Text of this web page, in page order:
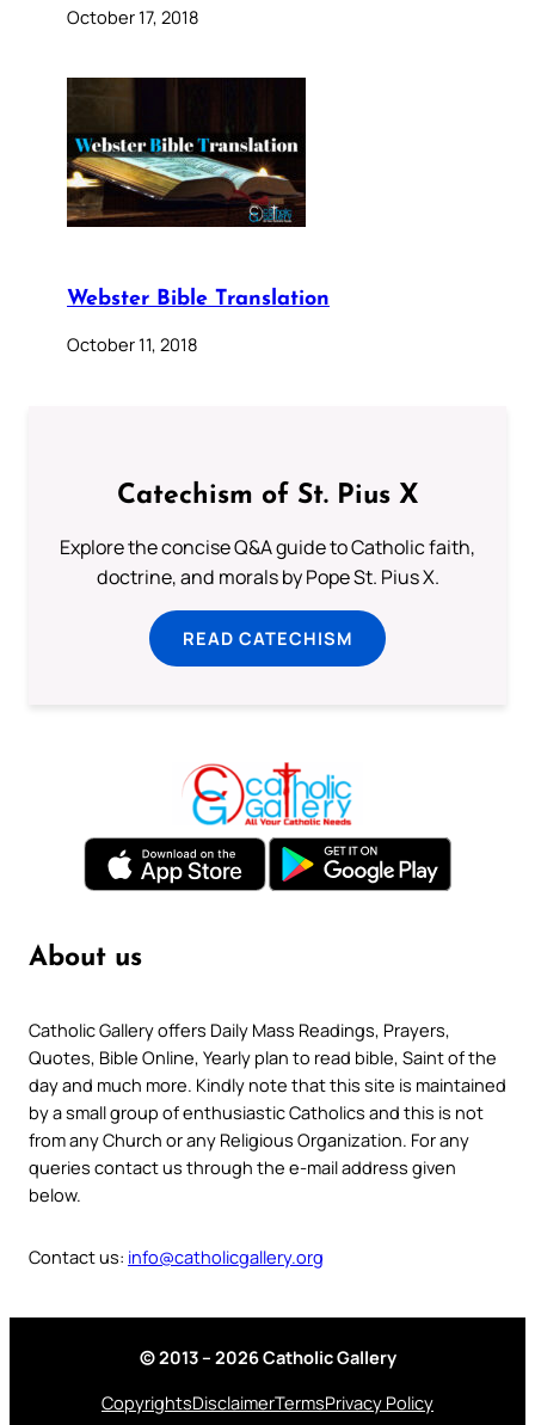
October 17, 2018
Webster Bible Translation
October 11, 2018
Catechism of St. Pius X
Explore the concise Q&A guide to Catholic faith,
doctrine, and morals by Pope St. Pius X.
READ CATECHISM
About us
Catholic Gallery offers Daily Mass Readings, Prayers,
Quotes, Bible Online, Yearly plan to read bible, Saint of the
day and much more. Kindly note that this site is maintained
by a small group of enthusiastic Catholics and this is not
from any Church or any Religious Organization. For any
queries contact us through the e-mail address given
below.
Contact us: info@catholicgallery.org
© 2013 – 2026 Catholic Gallery
CopyrightsDisclaimerTermsPrivacy Policy